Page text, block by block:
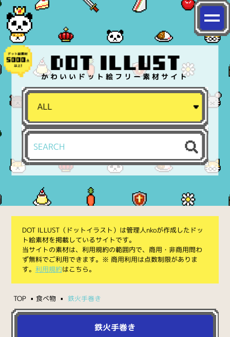
かわいいドット絵フリー素材サイト
DOT ILLUST（ドットイラスト）は管理人nkoが作成したドッ
ト絵素材を掲載しているサイトです。
当サイトの素材は、利用規約の範囲内で、商用・非商用問わ
ず無料でご利用できます。※ 商用利用は点数制限がありま
す。 利用規約はこちら。
TOP 食べ物 鉄火手巻き
鉄火手巻き